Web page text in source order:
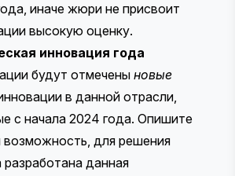
иначе жюри не присвоит
высокую оценку.
инновация года
будут отмечены новые
в данной отрасли,
с начала 2024 года. Опишите
возможность, для решения
данная